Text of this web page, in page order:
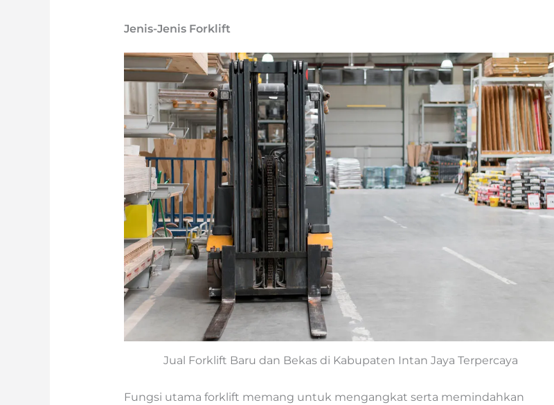
Jenis-Jenis Forklift
Jual Forklift Baru dan Bekas di Kabupaten Intan Jaya Terpercaya
Fungsi utama forklift memang untuk mengangkat serta memindahkan